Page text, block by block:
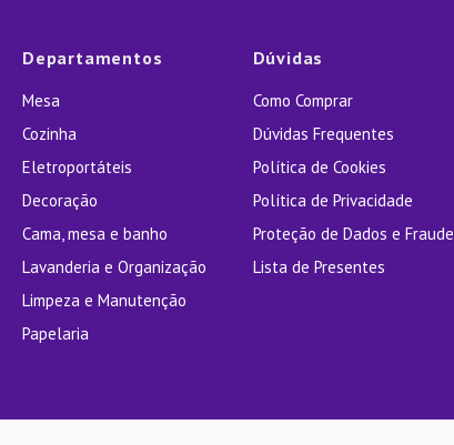
Departamentos
Mesa
Cozinha
Eletroportáteis
Decoração
Cama, mesa e banho
Lavanderia e Organização
Limpeza e Manutenção
Papelaria
Dúvidas
Como Comprar
Dúvidas Frequentes
Política de Cookies
Política de Privacidade
Proteção de Dados e Fraude
Lista de Presentes